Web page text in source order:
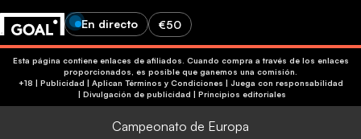
En directo €50
Esta página contiene enlaces de afiliados. Cuando compra a través de los enlaces
proporcionados, es posible que ganemos una comisión.
+18 | Publicidad | Aplican Términos y Condiciones | Juega con responsabilidad
| Divulgación de publicidad | Principios editoriales
Campeonato de Europa